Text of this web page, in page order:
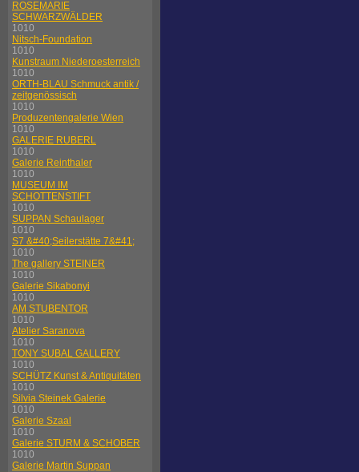
ROSEMARIE
SCHWARZWÄLDER
1010
Nitsch-Foundation
1010
Kunstraum Niederoesterreich
1010
ORTH-BLAU Schmuck antik /
zeitgenössisch
1010
Produzentengalerie Wien
1010
GALERIE RUBERL
1010
Galerie Reinthaler
1010
MUSEUM IM
SCHOTTENSTIFT
1010
SUPPAN Schaulager
1010
S7 &#40;Seilerstätte 7&#41;
1010
The gallery STEINER
1010
Galerie Sikabonyi
1010
AM STUBENTOR
1010
Atelier Saranova
1010
TONY SUBAL GALLERY
1010
SCHÜTZ Kunst & Antiquitäten
1010
Silvia Steinek Galerie
1010
Galerie Szaal
1010
Galerie STURM & SCHOBER
1010
Galerie Martin Suppan